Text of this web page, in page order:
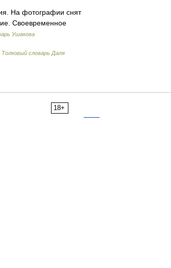
На фотографии снят
Своевременное
Ушакова
Толковый словарь Даля
18+